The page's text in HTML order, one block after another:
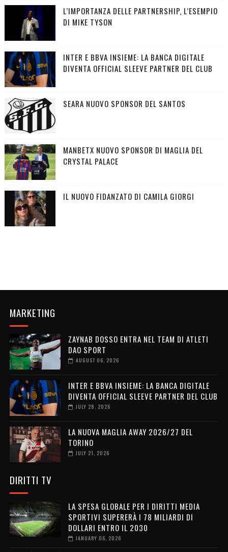
L’IMPORTANZA DELLE PARTNERSHIP, L’ESEMPIO
DI MIKE TYSON
INTER E BBVA INSIEME: LA BANCA DIGITALE
DIVENTA OFFICIAL SLEEVE PARTNER DEL CLUB
SEARA NUOVO SPONSOR DEL SANTOS
MANBETX NUOVO SPONSOR DI MAGLIA DEL
CRYSTAL PALACE
IL NUOVO FIDANZATO DI CAMILA GIORGI
MARKETING
ZAYNAB DOSSO ENTRA NEL TEAM DI ATLETI
DAO SPORT
AUGUST 06, 2026
INTER E BBVA INSIEME: LA BANCA DIGITALE
DIVENTA OFFICIAL SLEEVE PARTNER DEL CLUB
JULY 28, 2026
LA NUOVA MAGLIA AWAY 2026/27 DEL
TORINO
JULY 21, 2026
DIRITTI TV
LA SPESA GLOBALE PER I DIRITTI MEDIA
SPORTIVI SUPERERÀ I 78 MILIARDI DI
DOLLARI ENTRO IL 2030
JANUARY 06, 2026